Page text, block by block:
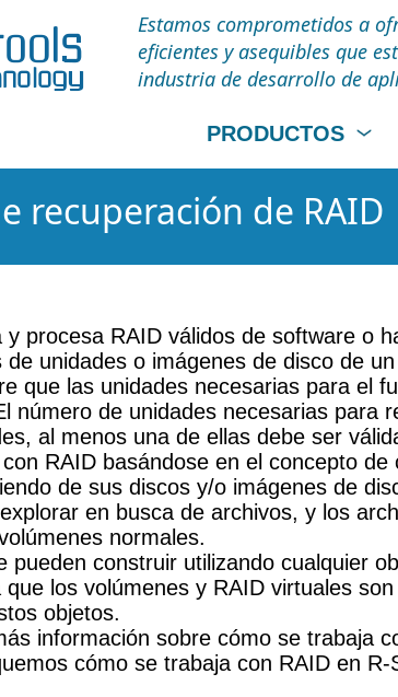
Estamos comprometidos a
eficientes y asequibles que
industria de desarrollo de
PRODUCTOS
recuperación de RAID
y procesa RAID válidos de software o
de unidades o imágenes de disco de
que las unidades necesarias para el
número de unidades necesarias para
al menos una de ellas debe ser
RAID basándose en el concepto
de sus discos y/o imágenes de
en busca de archivos, y los
normales.
pueden construir utilizando cualquier
que los volúmenes y RAID virtuales
objetos.
información sobre cómo se trabaja
cómo se trabaja con RAID en